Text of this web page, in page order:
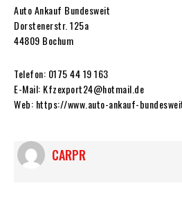
Auto Ankauf Bundesweit
Dorstenerstr. 125a
44809 Bochum
Telefon: 0175 44 19 163
E-Mail: Kfzexport24@hotmail.de
Web: https://www.auto-ankauf-
CARPR